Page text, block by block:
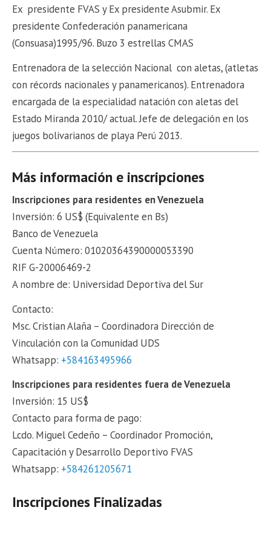
Ex presidente FVAS y Ex presidente Asubmir. Ex
presidente Confederación panamericana
(Consuasa)1995/96. Buzo 3 estrellas CMAS
Entrenadora de la selección Nacional con aletas, (atletas
con récords nacionales y panamericanos). Entrenadora
encargada de la especialidad natación con aletas del
Estado Miranda 2010/ actual. Jefe de delegación en los
juegos bolivarianos de playa Perú 2013.
Más información e inscripciones
Inscripciones para residentes en Venezuela
Inversión: 6 US$ (Equivalente en Bs)
Banco de Venezuela
Cuenta Número: 01020364390000053390
RIF G-20006469-2
A nombre de: Universidad Deportiva del Sur
Contacto:
Msc. Cristian Alaña – Coordinadora Dirección de
Vinculación con la Comunidad UDS
Whatsapp: +584163495966
Inscripciones para residentes fuera de Venezuela
Inversión: 15 US$
Contacto para forma de pago:
Lcdo. Miguel Cedeño – Coordinador Promoción,
Capacitación y Desarrollo Deportivo FVAS
Whatsapp: +584261205671
Inscripciones Finalizadas